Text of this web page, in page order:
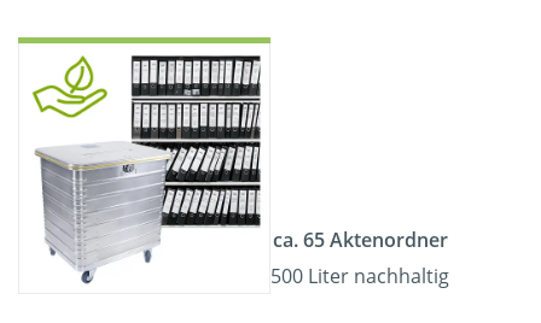
ca. 65 Aktenordner
500 Liter nachhaltig